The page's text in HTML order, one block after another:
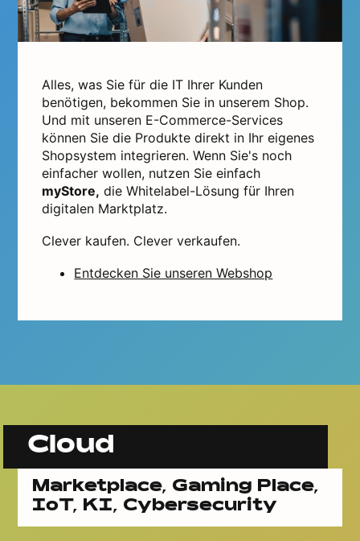
Alles, was Sie für die IT Ihrer Kunden
benötigen, bekommen Sie in unserem Shop.
Und mit unseren E-Commerce-Services
können Sie die Produkte direkt in Ihr eigenes
Shopsystem integrieren. Wenn Sie's noch
einfacher wollen, nutzen Sie einfach
myStore, die Whitelabel-Lösung für Ihren
digitalen Marktplatz.
Clever kaufen. Clever verkaufen.
Entdecken Sie unseren Webshop
Cloud
Marketplace, Gaming Place,
IoT, KI, Cybersecurity